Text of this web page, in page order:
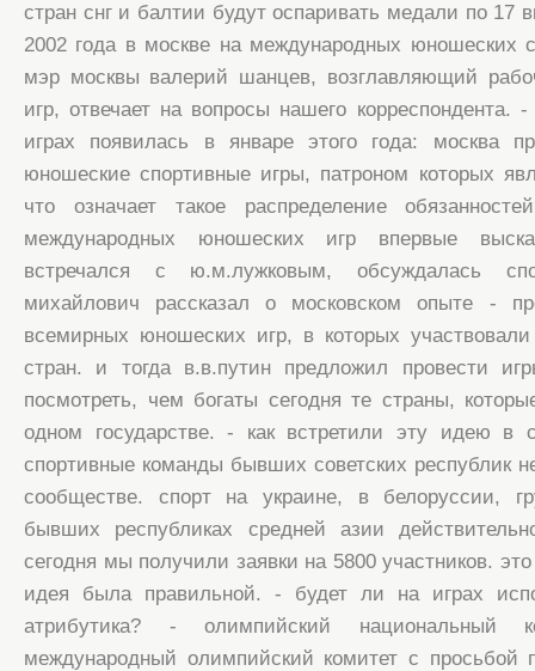
стран снг и балтии будут оспаривать медали по 17
2002 года в москве на международных юношеских
мэр москвы валерий шанцев, возглавляющий
игр, отвечает на вопросы нашего
играх появилась в январе этого года: москва
юношеские спортивные игры, патроном которых
что означает такое распределение
международных юношеских игр впервые
встречался с ю.м.лужковым, обсуждалась
михайлович рассказал о московском опыте -
всемирных юношеских игр, в которых
стран. и тогда в.в.путин предложил провести
посмотреть, чем богаты сегодня те страны,
одном государстве. - как встретили эту идею в
спортивные команды бывших советских республик
сообществе. спорт на украине, в белоруссии,
бывших республиках средней азии
сегодня мы получили заявки на 5800 участников.
идея была правильной. - будет ли на играх
атрибутика? - олимпийский национальный
международный олимпийский комитет с просьбой